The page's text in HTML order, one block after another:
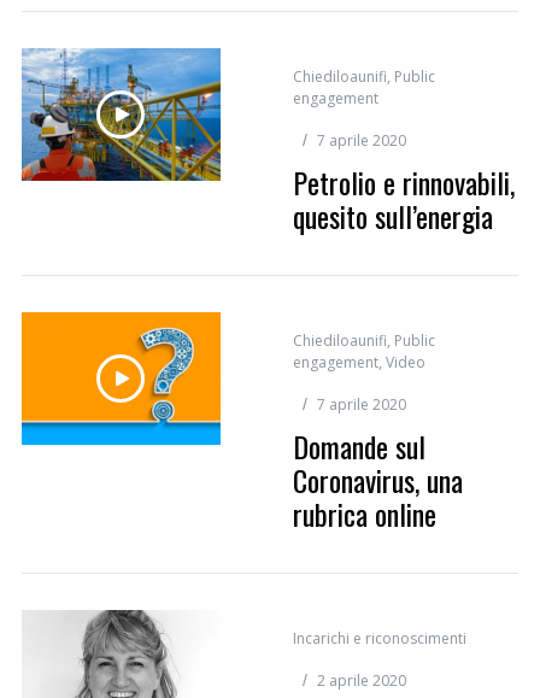
Chiediloaunifi, Public
engagement
7 aprile 2020
Petrolio e rinnovabili,
quesito sull’energia
Chiediloaunifi, Public
engagement, Video
7 aprile 2020
Domande sul
Coronavirus, una
rubrica online
Incarichi e riconoscimenti
2 aprile 2020